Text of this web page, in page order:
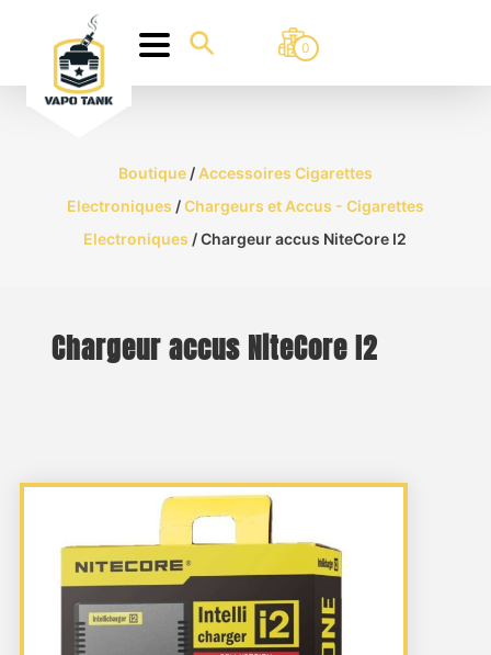
0
Boutique/ Accessoires Cigarettes
Electroniques /Chargeurs et Accus - Cigarettes
Electroniques / Chargeur accus NiteCore I2
Chargeur accus NiteCore I2